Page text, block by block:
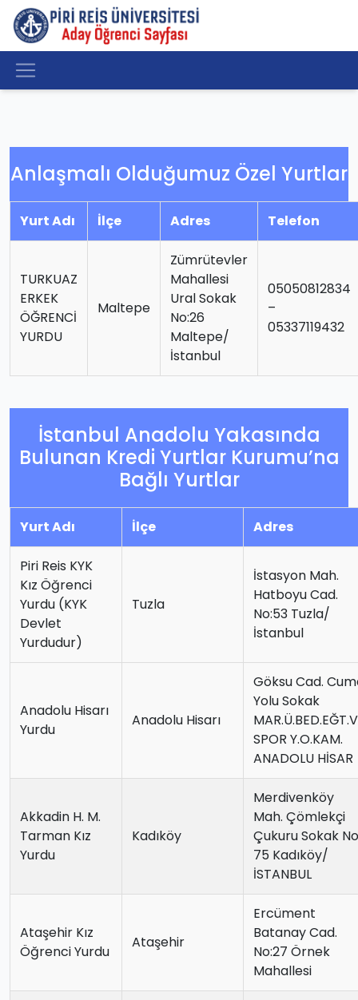
Anlaşmalı Olduğumuz Özel Yurtlar
Yurt Adı İlçe Adres Telefon
TURKUAZ
ERKEK
ÖĞRENCİ
YURDU
Maltepe
Zümrütevler
Mahallesi
Ural Sokak
No:26
Maltepe/
İstanbul
05050812834
–
05337119432
İstanbul Anadolu Yakasında
Bulunan Kredi Yurtlar Kurumu’na
Bağlı Yurtlar
Yurt Adı İlçe Adres
Piri Reis KYK
Kız Öğrenci
Yurdu (KYK
Devlet
Yurdudur)
Tuzla
İstasyon Mah.
Hatboyu Cad.
No:53 Tuzla/
İstanbul
Anadolu Hisarı
Yurdu
Anadolu Hisarı
Göksu Cad.
Yolu Sokak
SPOR Y.O.KAM.
ANADOLU HİSAR
Akkadin H. M.
Tarman Kız
Yurdu
Kadıköy
Merdivenköy
Mah. Çömlekçi
Çukuru Sokak
75 Kadıköy/
İSTANBUL
Ataşehir Kız
Öğrenci Yurdu
Ataşehir
Ercüment
Batanay Cad.
No:27 Örnek
Mahallesi